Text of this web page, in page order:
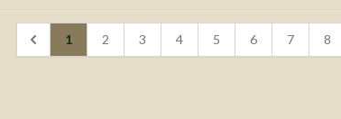
1 2 3 4 5 6 7 8